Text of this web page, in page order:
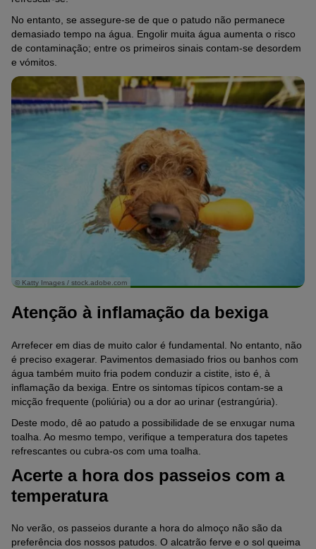
No entanto, se assegure-se de que o patudo não permanece
demasiado tempo na água. Engolir muita água aumenta o risco
de contaminação; entre os primeiros sinais contam-se desordem
e vómitos.
© Katty Images / stock.adobe.com
Atenção à inflamação da bexiga
Arrefecer em dias de muito calor é fundamental. No entanto, não
é preciso exagerar. Pavimentos demasiado frios ou banhos com
água também muito fria podem conduzir a cistite, isto é, à
inflamação da bexiga. Entre os sintomas típicos contam-se a
micção frequente (poliúria) ou a dor ao urinar (estrangúria).
Deste modo, dê ao patudo a possibilidade de se enxugar numa
toalha. Ao mesmo tempo, verifique a temperatura dos tapetes
refrescantes ou cubra-os com uma toalha.
Acerte a hora dos passeios com a
temperatura
No verão, os passeios durante a hora do almoço não são da
preferência dos nossos patudos. O alcatrão ferve e o sol queima